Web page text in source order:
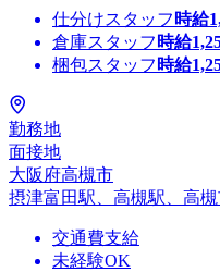
仕分けスタッフ 時給
倉庫スタッフ 時給
梱包スタッフ 時給
勤務地
面接地
大阪府高槻市
摂津富田駅、高槻駅、高
交通費支給
未経験OK